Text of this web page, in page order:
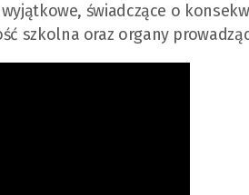
świadczące o
szkolna oraz organy